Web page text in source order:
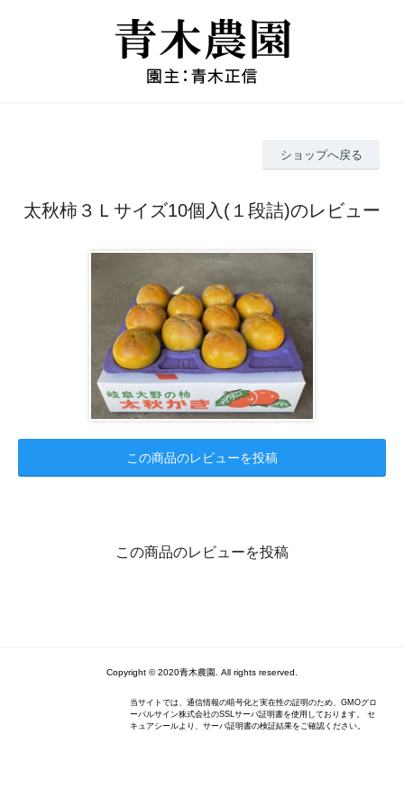
ショップへ戻る
太秋柿３Ｌサイズ10個入(１段詰)のレビュー
この商品のレビューを投稿
この商品のレビューを投稿
Copyright © 2020青木農園. All rights reserved.
当サイトでは、通信情報の暗号化と実在性の証明のため、GMOグロ
ーバルサイン株式会社のSSLサーバ証明書を使用しております。 セ
キュアシールより、サーバ証明書の検証結果をご確認ください。